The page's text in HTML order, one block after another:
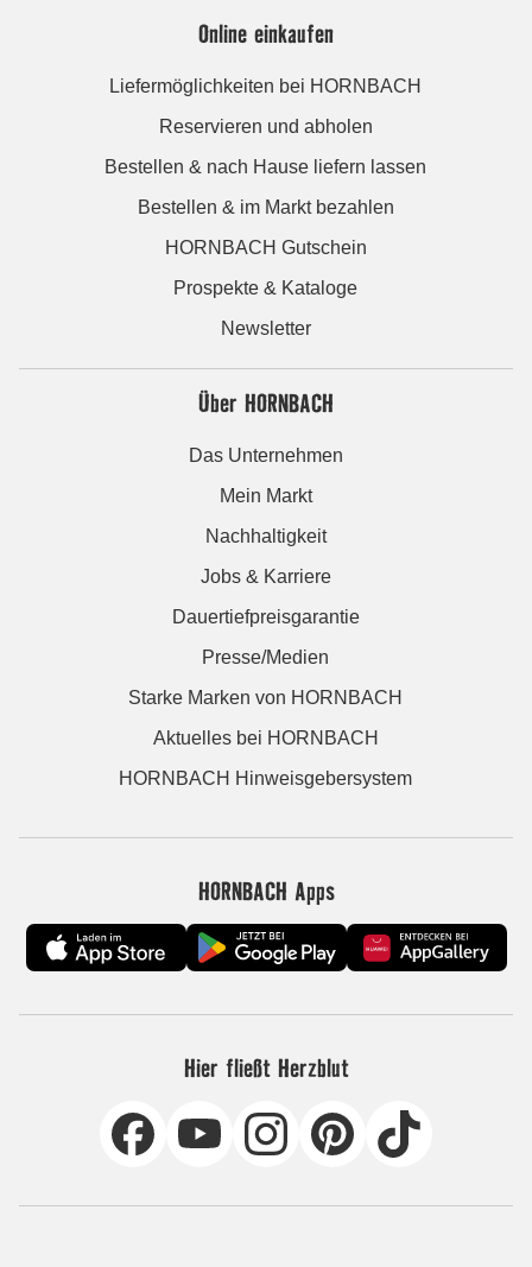
Online einkaufen
Liefermöglichkeiten bei HORNBACH
Reservieren und abholen
Bestellen & nach Hause liefern lassen
Bestellen & im Markt bezahlen
HORNBACH Gutschein
Prospekte & Kataloge
Newsletter
Über HORNBACH
Das Unternehmen
Mein Markt
Nachhaltigkeit
Jobs & Karriere
Dauertiefpreisgarantie
Presse/Medien
Starke Marken von HORNBACH
Aktuelles bei HORNBACH
HORNBACH Hinweisgebersystem
HORNBACH Apps
Hier fließt Herzblut